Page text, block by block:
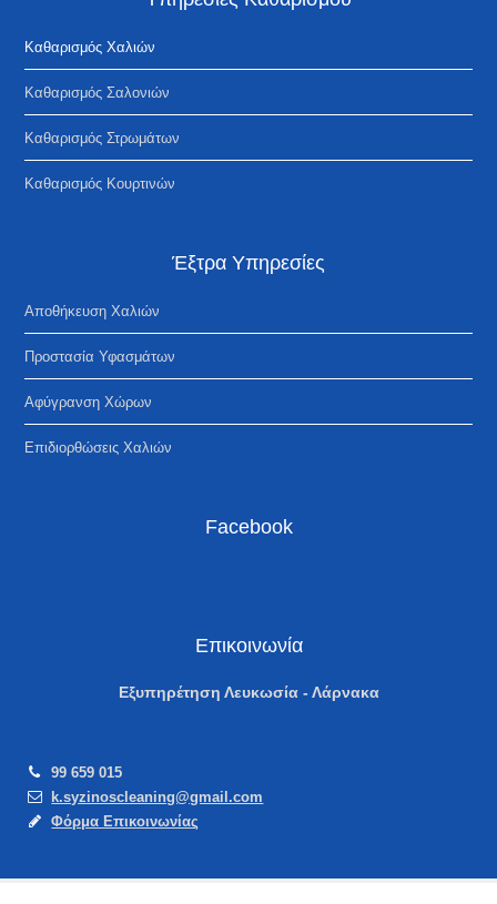
Καθαρισμός Χαλιών
Καθαρισμός Σαλονιών
Kαθαρισμός Στρωμάτων
Καθαρισμός Κουρτινών
Έξτρα Υπηρεσίες
Αποθήκευση Χαλιών
Προστασία Υφασμάτων
Αφύγρανση Χώρων
Επιδιορθώσεις Χαλιών
Facebook
Επικοινωνία
Εξυπηρέτηση Λευκωσία - Λάρνακα
99 659 015
k.syzinoscleaning@gmail.com
Φόρμα Επικοινωνίας